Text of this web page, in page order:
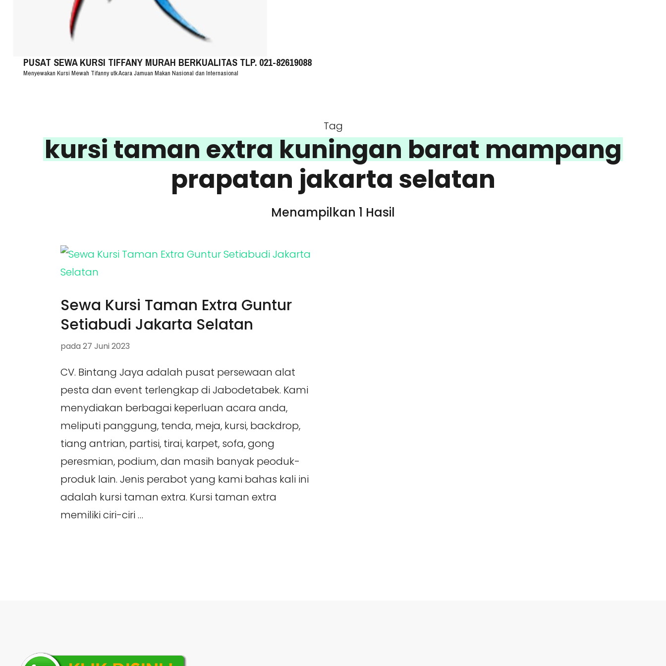
PUSAT SEWA KURSI TIFFANY MURAH BERKUALITAS TLP. 021-82619088
Menyewakan Kursi Mewah Tifanny utk Acara Jamuan Makan Nasional dan Internasional
Tag
kursi taman extra kuningan barat mampang
prapatan jakarta selatan
Menampilkan 1 Hasil
Sewa Kursi Taman Extra Guntur
Setiabudi Jakarta Selatan
pada 27 Juni 2023
CV. Bintang Jaya adalah pusat persewaan alat
pesta dan event terlengkap di Jabodetabek. Kami
menydiakan berbagai keperluan acara anda,
meliputi panggung, tenda, meja, kursi, backdrop,
tiang antrian, partisi, tirai, karpet, sofa, gong
peresmian, podium, dan masih banyak peoduk-
produk lain. Jenis perabot yang kami bahas kali ini
adalah kursi taman extra. Kursi taman extra
memiliki ciri-ciri …